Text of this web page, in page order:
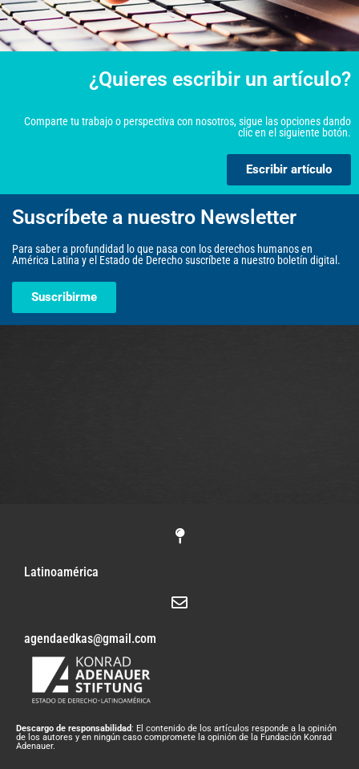
¿Quieres escribir un artículo?
Comparte tu trabajo o perspectiva con nosotros, sigue las opciones dando
clic en el siguiente botón.
Escribir artículo
Suscríbete a nuestro Newsletter
Para saber a profundidad lo que pasa con los derechos humanos en
América Latina y el Estado de Derecho suscríbete a nuestro boletín digital.
Suscribirme
Latinoamérica
agendaedkas@gmail.com
Descargo de responsabilidad: El contenido de los artículos responde a la opinión
de los autores y en ningún caso compromete la opinión de la Fundación Konrad
Adenauer.